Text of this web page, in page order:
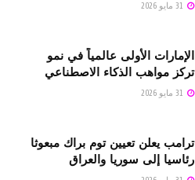
الإمارات الأولى عالمياً في نمو
تركز مواهب الذكاء الاصطناعي
ترامب يعلن تعيين توم براك مبعوثا
رئاسيا إلى سوريا والعراق